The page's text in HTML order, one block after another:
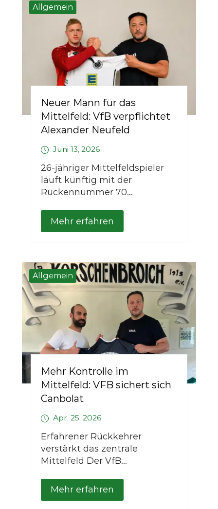
Allgemein
Neuer Mann für das
Mittelfeld: VfB verpflichtet
Alexander Neufeld
Juni 13, 2026
26-jähriger Mittelfeldspieler
läuft künftig mit der
Rückennummer 70...
Mehr erfahren
Allgemein
Mehr Kontrolle im
Mittelfeld: VFB sichert sich
Canbolat
Apr. 25, 2026
Erfahrener Rückkehrer
verstärkt das zentrale
Mittelfeld Der VfB...
Mehr erfahren